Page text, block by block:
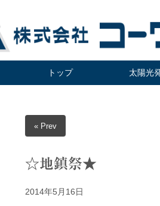
トップ 太陽光
« Prev
☆地鎮祭★
2014年5月16日